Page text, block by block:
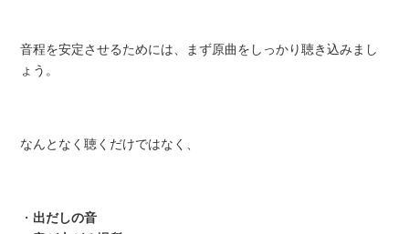
音程を安定させるためには、まず原曲をしっかり聴き込みまし
ょう。
なんとなく聴くだけではなく、
・ 出だしの音